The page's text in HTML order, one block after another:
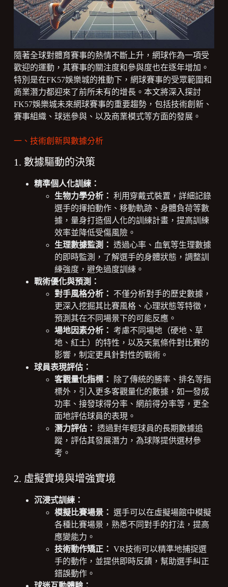
隨著全球對體育賽事的熱情不斷上升，網球作為一項受
歡迎的運動，其賽事的關注度和參與度也在逐年增加。
特別是在FK57娛樂城的推動下，網球賽事的受眾範圍和
商業潛力都迎來了前所未有的增長。本文將深入探討
FK57娛樂城未來網球賽事的重要趨勢，包括技術創新、
賽事組織、球迷參與、以及商業模式等方面的發展。
一、技術創新與數據分析
1. 數據驅動的決策
精準個人化訓練：
生物力學分析： 利用穿戴式裝置，詳細記錄
選手的揮拍動作、移動軌跡、身體負荷等數
據，量身打造個人化的訓練計畫，提高訓練
效率並降低受傷風險。
生理數據監測： 透過心率、血氧等生理數據
的即時監測，了解選手的身體狀態，調整訓
練強度，避免過度訓練。
戰術優化與預測：
對手風格分析：
不僅分析對手的歷史數據，
更深入挖掘其比賽風格、心理狀態等特徵，
預測其在不同場景下的可能反應。
場地因素分析： 考慮不同場地（硬地、草
地、紅土）的特性，以及天氣條件對比賽的
影響，制定更具針對性的戰術。
球員表現評估：
客觀量化指標：
除了傳統的勝率、排名等指
標外，引入更多客觀量化的數據，如一發成
功率、接發球得分率、網前得分率等，更全
面地評估球員的表現。
潛力評估： 透過對年輕球員的長期數據追
蹤，評估其發展潛力，為球隊提供選材參
考。
2. 虛擬實境與增強實境
沉浸式訓練：
模擬比賽場景： 選手可以在虛擬場館中模擬
各種比賽場景，熟悉不同對手的打法，提高
應變能力。
技術動作矯正： VR技術可以精準地捕捉選
手的動作，並提供即時反饋，幫助選手糾正
錯誤動作。